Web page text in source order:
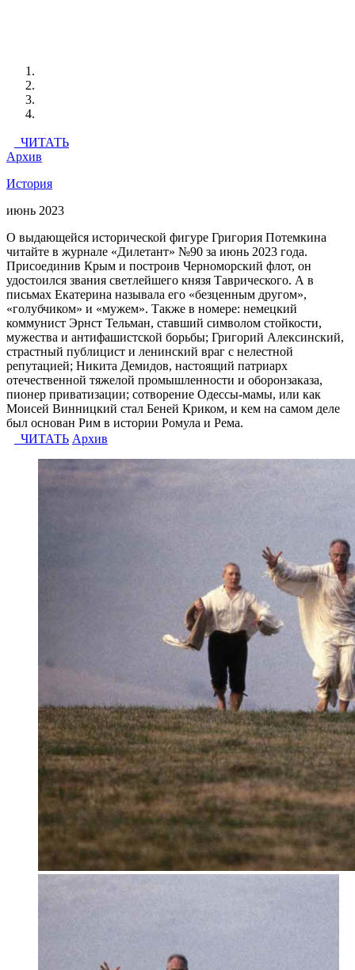
ЧИТАТЬ
Архив
История
июнь 2023
О выдающейся исторической фигуре Григория Потемкина
читайте в журнале «Дилетант» №90 за июнь 2023 года.
Присоединив Крым и построив Черноморский флот, он
удостоился звания светлейшего князя Таврического. А в
письмах Екатерина называла его «безценным другом»,
«голубчиком» и «мужем». Также в номере: немецкий
коммунист Эрнст Тельман, ставший символом стойкости,
мужества и антифашистской борьбы; Григорий Алексинский,
страстный публицист и ленинский враг с нелестной
репутацией; Никита Демидов, настоящий патриарх
отечественной тяжелой промышленности и оборонзаказа,
пионер приватизации; сотворение Одессы-мамы, или как
Моисей Винницкий стал Беней Криком, и кем на самом деле
был основан Рим в истории Ромула и Рема.
ЧИТАТЬ Архив